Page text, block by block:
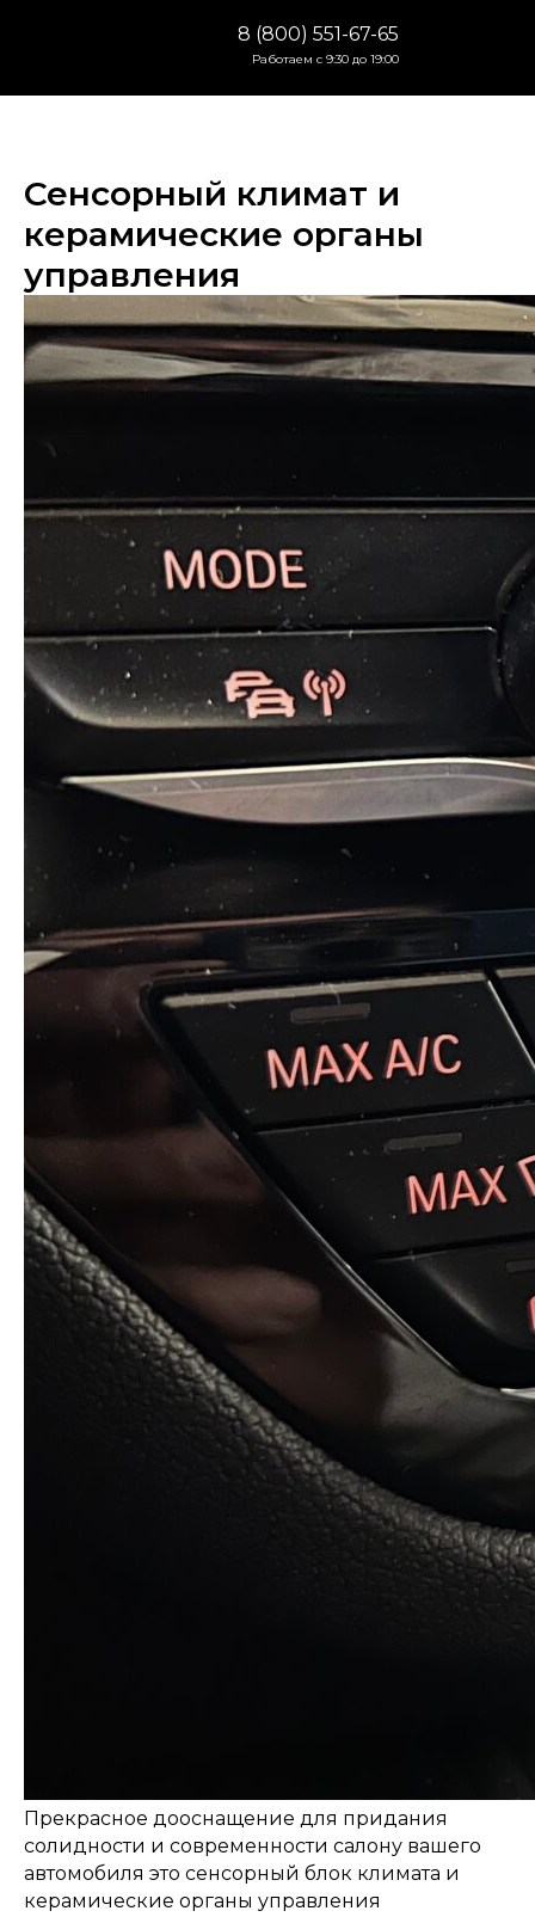
Работаем с 9:30 до 19:00
Заказать звонок
8 (800) 551-67-65
Сенсорный климат и
керамические органы
управления
Прекрасное дооснащение для придания
солидности и современности салону вашего
автомобиля это сенсорный блок климата и
керамические органы управления